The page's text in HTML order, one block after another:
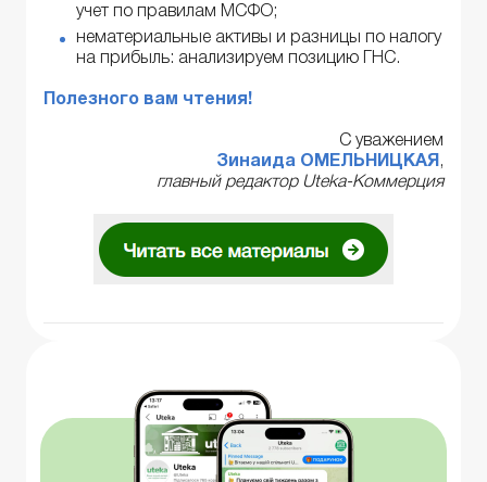
учет по правилам МСФО;
нематериальные активы и разницы по налогу
на прибыль: анализируем позицию ГНС.
Полезного вам чтения!
С уважением
Зинаида ОМЕЛЬНИЦКАЯ ,
главный редактор Uteka-Коммерция